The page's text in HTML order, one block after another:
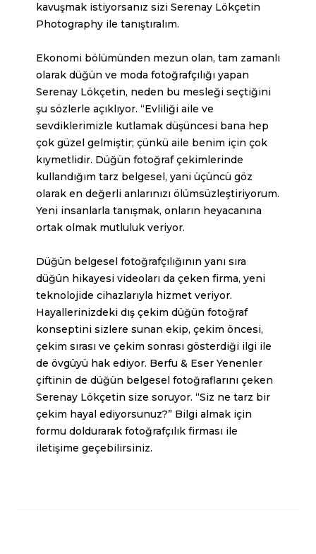
kavuşmak istiyorsanız sizi Serenay Lökçetin
Photography ile tanıştıralım.
Ekonomi bölümünden mezun olan, tam zamanlı
olarak düğün ve moda fotoğrafçılığı yapan
Serenay Lökçetin, neden bu mesleği seçtiğini
şu sözlerle açıklıyor. “Evliliği aile ve
sevdiklerimizle kutlamak düşüncesi bana hep
çok güzel gelmiştir; çünkü aile benim için çok
kıymetlidir. Düğün fotoğraf çekimlerinde
kullandığım tarz belgesel, yani üçüncü göz
olarak en değerli anlarınızı ölümsüzleştiriyorum.
Yeni insanlarla tanışmak, onların heyacanına
ortak olmak mutluluk veriyor.
Düğün belgesel fotoğrafçılığının yanı sıra
düğün hikayesi videoları da çeken firma, yeni
teknolojide cihazlarıyla hizmet veriyor.
Hayallerinizdeki dış çekim düğün fotoğraf
konseptini sizlere sunan ekip, çekim öncesi,
çekim sırası ve çekim sonrası gösterdiği ilgi ile
de övgüyü hak ediyor. Berfu & Eser Yenenler
çiftinin de düğün belgesel fotoğraflarını çeken
Serenay Lökçetin size soruyor. “Siz ne tarz bir
çekim hayal ediyorsunuz?” Bilgi almak için
formu doldurarak fotoğrafçılık firması ile
iletişime geçebilirsiniz.